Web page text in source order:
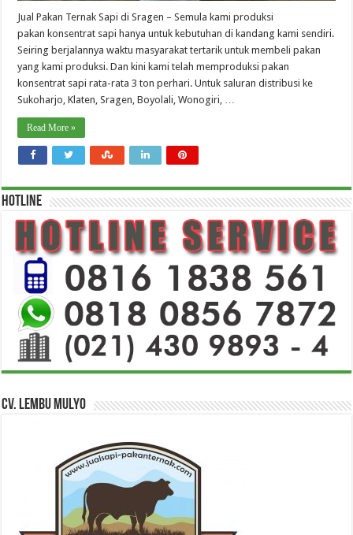
Jual Pakan Ternak Sapi di Sragen – Semula kami produksi
pakan konsentrat sapi hanya untuk kebutuhan di kandang kami sendiri.
Seiring berjalannya waktu masyarakat tertarik untuk membeli pakan
yang kami produksi. Dan kini kami telah memproduksi pakan
konsentrat sapi rata-rata 3 ton perhari. Untuk saluran distribusi ke
Sukoharjo, Klaten, Sragen, Boyolali, Wonogiri, …
Read More »
HOTLINE
CV. Lembu Mulyo